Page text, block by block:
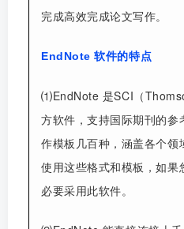
完成高效完成论文写作。
EndNote 软件的特点
⑴EndNote 是SCI（
方软件，支持国际期刊的
作模板几百种，涵盖各个
使用这些格式和模板，如
必要采用此软件。